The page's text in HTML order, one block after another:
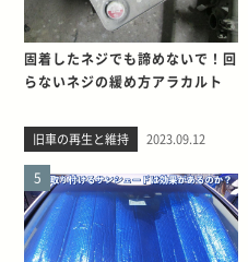
固着したネジでも諦めないで！回
らないネジの緩め方アラカルト
旧車の再生と維持 2023.09.12
5